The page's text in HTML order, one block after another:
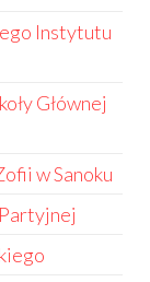
Instytutu
Głównej
w Sanoku